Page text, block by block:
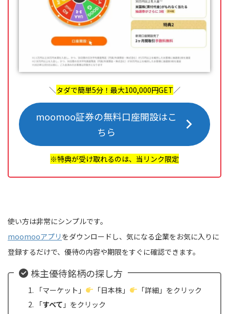
＼タダで簡単5分！最大100,000円GET／
moomoo証券の無料口座開設はこ
ちら
※特典が受け取れるのは、当リンク限定
使い方は非常にシンプルです。
moomooアプリ をダウンロードし、気になる企業をお気に入りに
登録するだけで、優待の内容や期限をすぐに確認できます。
株主優待銘柄の探し方
「マーケット」 「日本株」
「詳細」をクリック
「すべて 」をクリック